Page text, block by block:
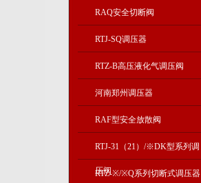
RAQ安全切断阀
RTJ-SQ调压器
RTZ-B高压液化气调压阀
河南郑州调压器
RAF型安全放散阀
RTJ-31（21）/※DK型系列调
压阀
RTZ-※/※Q系列切断式调压器